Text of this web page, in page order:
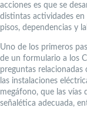
acciones es que se
distintas actividades en
pisos, dependencias y
Uno de los primeros
de un formulario a los
preguntas
las instalaciones
megáfono, que las vías
señalética adecuada,